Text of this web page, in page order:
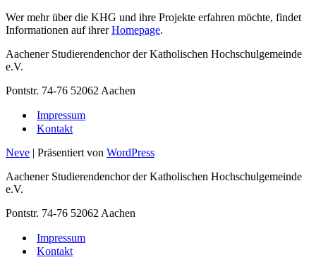
Wer mehr über die KHG und ihre Projekte erfahren möchte, findet
Informationen auf ihrerHomepage.
Aachener Studierendenchor der Katholischen Hochschulgemeinde
e.V.
Pontstr. 74-76 52062 Aachen
Impressum
Kontakt
Neve | Präsentiert von WordPress
Aachener Studierendenchor der Katholischen Hochschulgemeinde
e.V.
Pontstr. 74-76 52062 Aachen
Impressum
Kontakt